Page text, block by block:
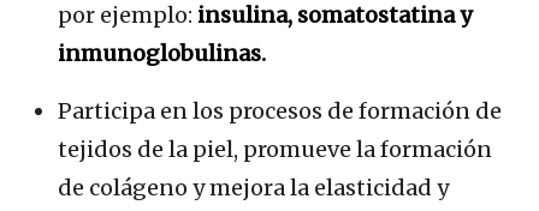
por ejemplo: insulina, somatostatina y
inmunoglobulinas.
Participa en los procesos de formación de
tejidos de la piel, promueve la formación
de colágeno y mejora la elasticidad y